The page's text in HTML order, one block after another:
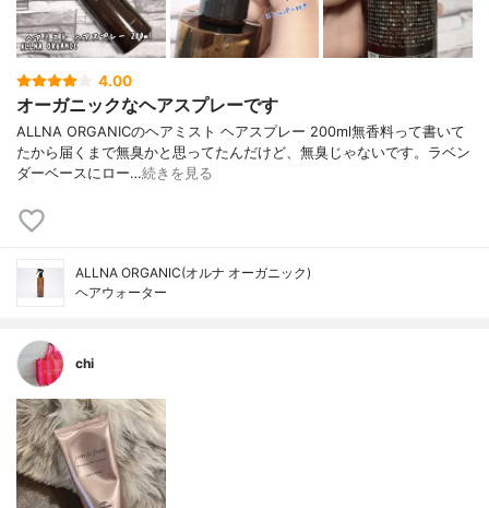
4.00
オーガニックなヘアスプレーです
ALLNA ORGANICのヘアミスト ヘアスプレー 200ml無香料って書いて
たから届くまで無臭かと思ってたんだけど、無臭じゃないです。ラベン
ダーベースにロー…続きを見る
ALLNA ORGANIC(オルナ オーガニック)
ヘアウォーター
chi